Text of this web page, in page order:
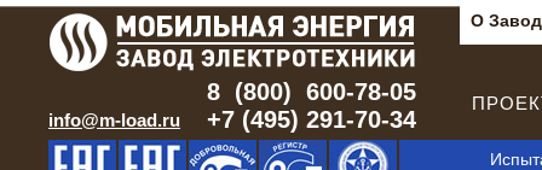
О
info@m-load.ru
8 (800) 600-78-05
+7 (495) 291-70-34